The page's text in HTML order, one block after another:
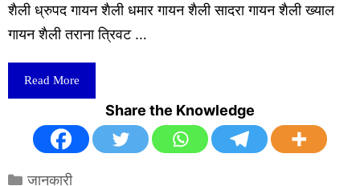
शैली ध्रुपद गायन शैली धमार गायन शैली सादरा गायन शैली ख्याल
गायन शैली तराना त्रिवट …
Read More
Share the Knowledge
Categories
जानकारी